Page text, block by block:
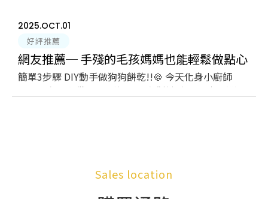
01
2025.OCT
好評推薦
網友推薦─ 手殘的毛孩媽媽也能輕鬆做點心
by 桃園暴走兄妹檔 小飛哥 小熊妹
簡單3步驟 DIY動手做狗狗餅乾!!🍪 今天化身小廚師
🧑🏽‍🍳和小女僕👩🏻‍🍳沒想到手殘的媽媽也能輕鬆做點
Sales location